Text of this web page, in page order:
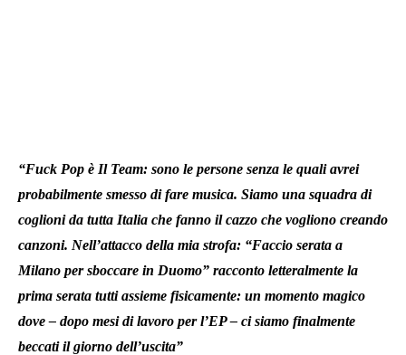
“Fuck Pop è Il Team: sono le persone senza le quali avrei
probabilmente smesso di fare musica. Siamo una squadra di
coglioni da tutta Italia che fanno il cazzo che vogliono creando
canzoni. Nell’attacco della mia strofa: “Faccio serata a
Milano per sboccare in Duomo” racconto letteralmente la
prima serata tutti assieme fisicamente: un momento magico
dove – dopo mesi di lavoro per l’EP – ci siamo finalmente
beccati il giorno dell’uscita”